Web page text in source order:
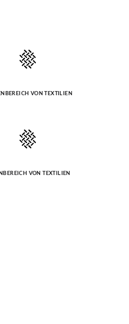
VON TEXTILIEN
VON TEXTILIEN